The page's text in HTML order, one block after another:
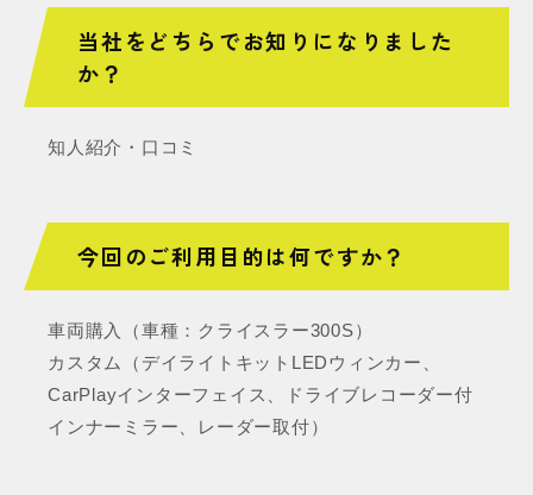
当社をどちらでお知りになりました
か？
知人紹介・口コミ
今回のご利用目的は何ですか？
車両購入（車種：クライスラー300S）
カスタム（デイライトキットLEDウィンカー、
CarPlayインターフェイス、ドライブレコーダー付
インナーミラー、レーダー取付）